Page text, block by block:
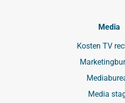
Media
Kosten TV
Media